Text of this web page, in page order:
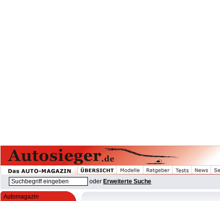
oder Erweiterte Suche
Automagazin